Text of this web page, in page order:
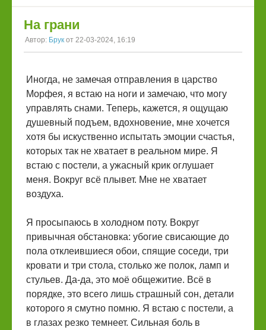
На грани
Автор: Брук от 22-03-2024, 16:19
Иногда, не замечая отправления в царство
Морфея, я встаю на ноги и замечаю, что могу
управлять снами. Теперь, кажется, я ощущаю
душевный подъем, вдохновение, мне хочется
хотя бы искуственно испытать эмоции счастья,
которых так не хватает в реальном мире. Я
встаю с постели, а ужасный крик оглушает
меня. Вокруг всё плывет. Мне не хватает
воздуха.
Я просыпаюсь в холодном поту. Вокруг
привычная обстановка: убогие свисающие до
пола отклеившиеся обои, спящие соседи, три
кровати и три стола, столько же полок, ламп и
стульев. Да-да, это моё общежитие. Всё в
порядке, это всего лишь страшный сон, детали
которого я смутно помню. Я встаю с постели, а
в глазах резко темнеет. Сильная боль в